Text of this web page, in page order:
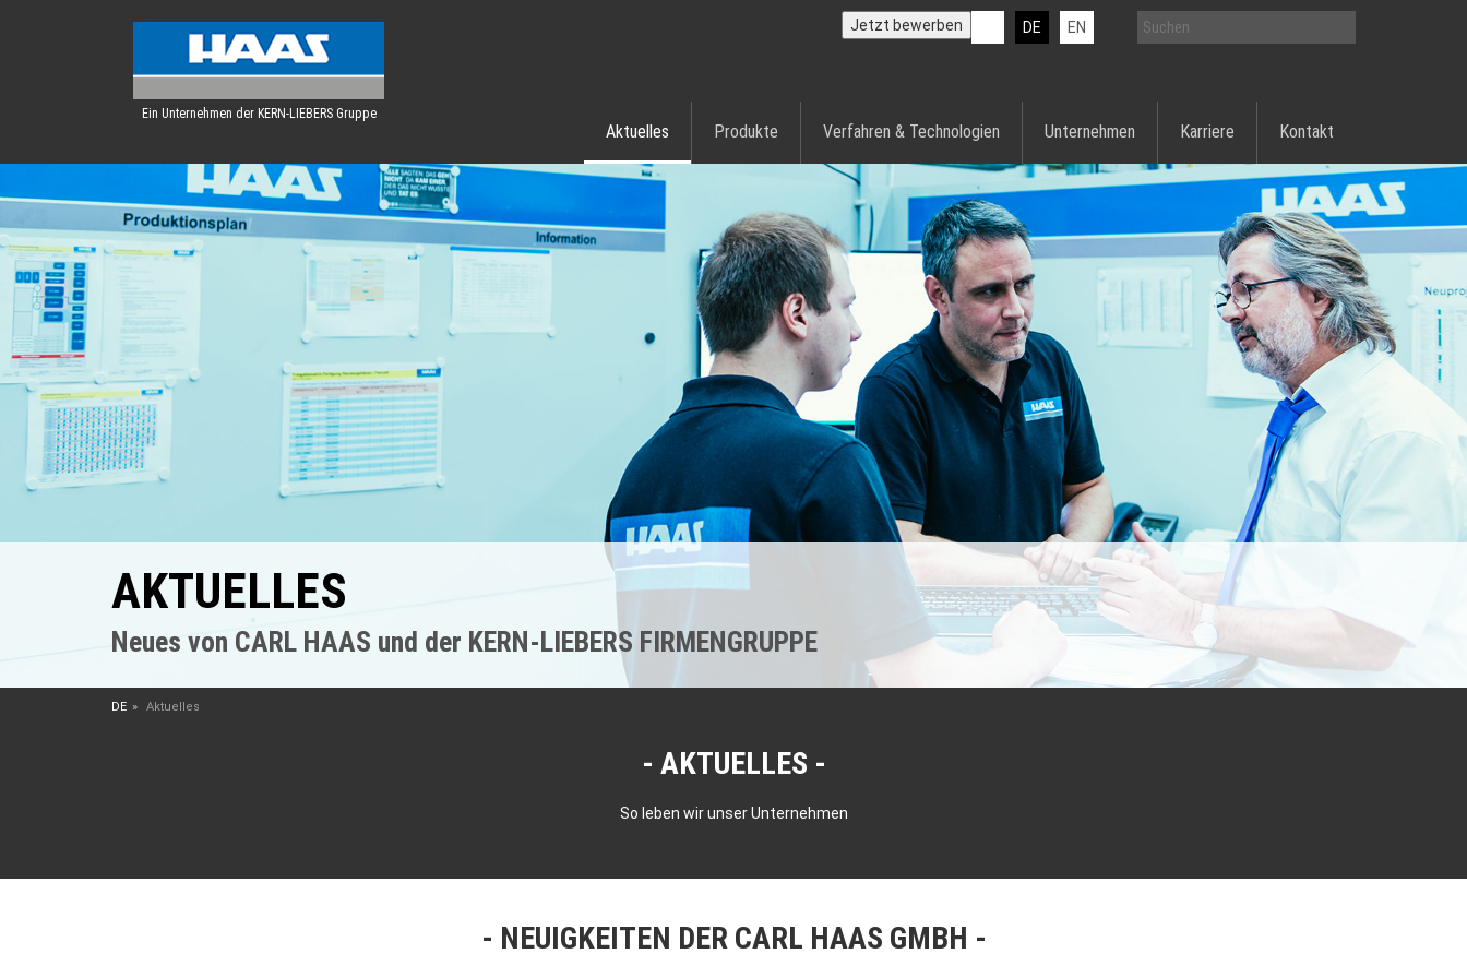
Ein Unternehmen der KERN-LIEBERS Gruppe
DE EN
Jetzt bewerben
Aktuelles Produkte Verfahren & Technologien Unternehmen Karriere Kontakt
AKTUELLES
Neues von CARL HAAS und der KERN-LIEBERS FIRMENGRUPPE
DE Aktuelles
AKTUELLES
So leben wir unser Unternehmen
NEUIGKEITEN DER CARL HAAS GMBH